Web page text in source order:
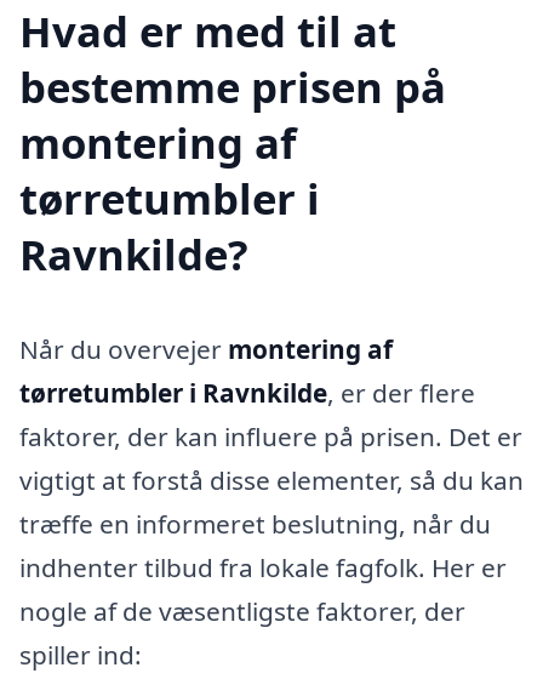
Hvad er med til at
bestemme prisen på
montering af
tørretumbler i
Ravnkilde?
Når du overvejer montering af
tørretumbler i Ravnkilde, er der flere
faktorer, der kan influere på prisen. Det er
vigtigt at forstå disse elementer, så du kan
træffe en informeret beslutning, når du
indhenter tilbud fra lokale fagfolk. Her er
nogle af de væsentligste faktorer, der
spiller ind: